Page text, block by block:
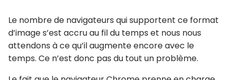
Le nombre de navigateurs qui supportent ce format
d’image s’est accru au fil du temps et nous nous
attendons à ce qu’il augmente encore avec le
temps. Ce n’est donc pas du tout un problème.